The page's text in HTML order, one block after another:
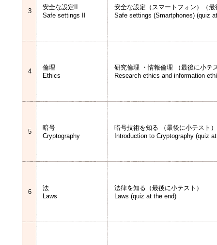
3
安全な設定II
Safe settings II
安全な設定（スマートフォン）（
Safe settings (Smartphones) (quiz
4
倫理
Ethics
研究倫理 ・情報倫理 （最後に小テ
Research ethics and information
5
暗号
Cryptography
暗号技術を知る （最後に小テスト）
Introduction to Cryptography (quiz
6
法
Laws
法律を知る（最後に小テスト）
Laws (quiz at the end)